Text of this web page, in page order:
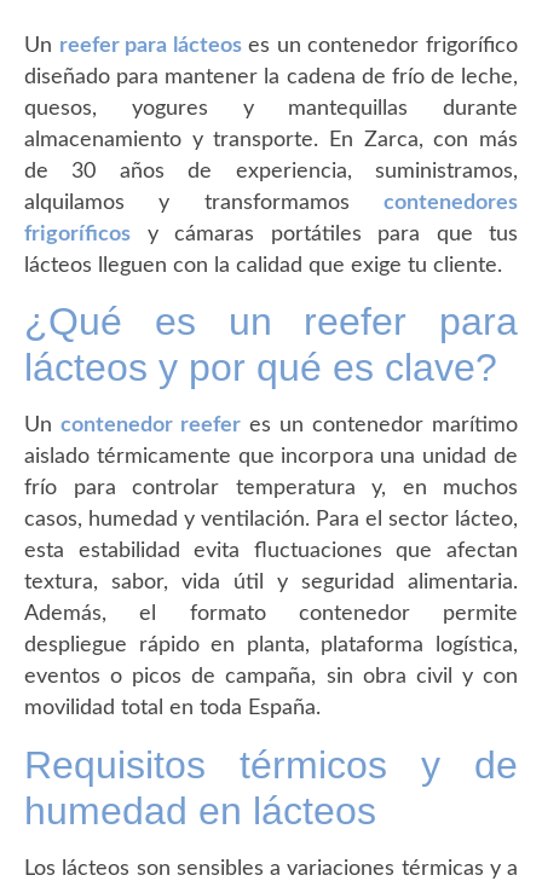
Un reefer para lácteoses un contenedor frigorífico
diseñado para mantener la cadena de frío de leche,
quesos, yogures y mantequillas durante
almacenamiento y transporte. En Zarca, con más
de 30 años de experiencia, suministramos,
alquilamos y transformamos contenedores
frigoríficos y cámaras portátiles para que tus
lácteos lleguen con la calidad que exige tu cliente.
¿Qué es un reefer para
lácteos y por qué es clave?
Un contenedor reefer es un contenedor marítimo
aislado térmicamente que incorpora una unidad de
frío para controlar temperatura y, en muchos
casos, humedad y ventilación. Para el sector lácteo,
esta estabilidad evita fluctuaciones que afectan
textura, sabor, vida útil y seguridad alimentaria.
Además, el formato contenedor permite
despliegue rápido en planta, plataforma logística,
eventos o picos de campaña, sin obra civil y con
movilidad total en toda España.
Requisitos térmicos y de
humedad en lácteos
Los lácteos son sensibles a variaciones térmicas y a